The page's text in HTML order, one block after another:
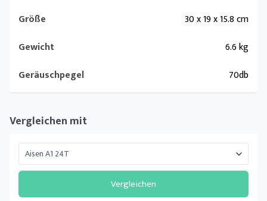
Größe
30 x 19 x 15.8 cm
Gewicht
6.6 kg
Geräuschpegel
70db
Vergleichen mit
Vergleichen